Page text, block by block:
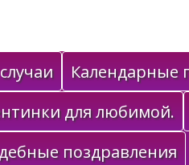
Календарные
для любимой.
поздравления